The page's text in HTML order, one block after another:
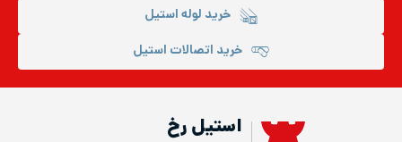
خرید لوله استیل
خرید اتصالات استیل
استیل رخ